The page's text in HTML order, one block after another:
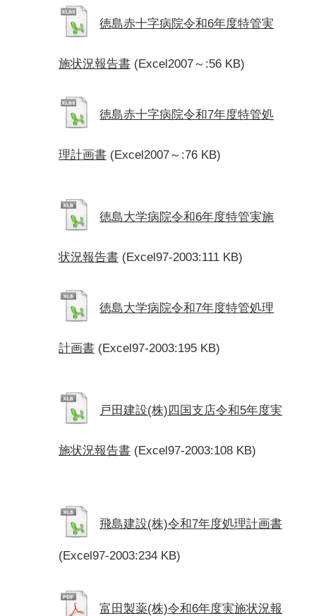
徳島赤十字病院令和6年度特管実
施状況報告書 (Excel2007～:56 KB)
徳島赤十字病院令和7年度特管処
理計画書 (Excel2007～:76 KB)
徳島大学病院令和6年度特管実施
状況報告書 (Excel97-2003:111 KB)
徳島大学病院令和7年度特管処理
計画書 (Excel97-2003:195 KB)
戸田建設(株)四国支店令和5年度実
施状況報告書 (Excel97-2003:108 KB)
飛島建設(株)令和7年度処理計画書
(Excel97-2003:234 KB)
富田製薬(株)令和6年度実施状況報